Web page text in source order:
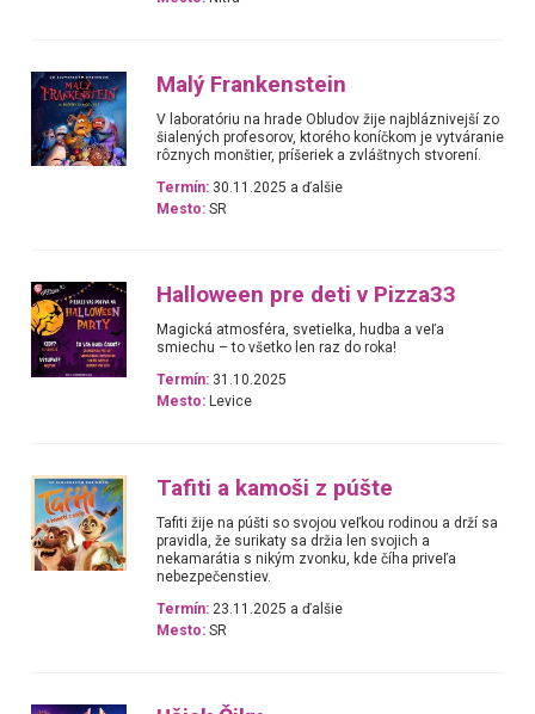
Malý Frankenstein
V laboratóriu na hrade Obludov žije najbláznivejší zo
šialených profesorov, ktorého koníčkom je vytváranie
rôznych monštier, príšeriek a zvláštnych stvorení.
Termín: 30.11.2025 a ďalšie
Mesto: SR
Halloween pre deti v Pizza33
Magická atmosféra, svetielka, hudba a veľa
smiechu – to všetko len raz do roka!
Termín: 31.10.2025
Mesto: Levice
Tafiti a kamoši z púšte
Tafiti žije na púšti so svojou veľkou rodinou a drží sa
pravidla, že surikaty sa držia len svojich a
nekamarátia s nikým zvonku, kde číha priveľa
nebezpečenstiev.
Termín: 23.11.2025 a ďalšie
Mesto: SR